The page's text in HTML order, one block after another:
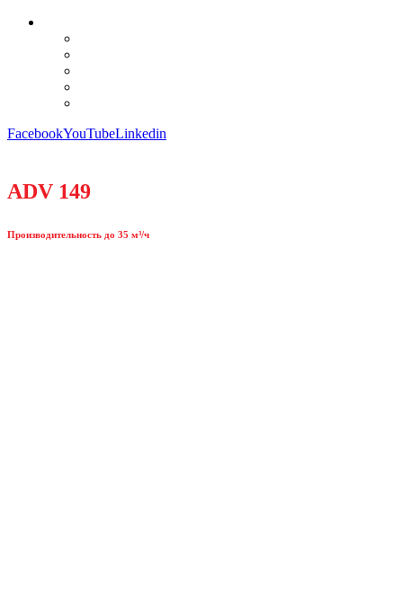
FacebookYouTubeLinkedin
ADV 149
Производительность до 35 м³/ч